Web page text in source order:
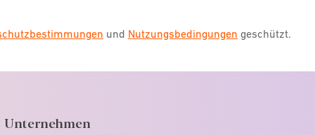
und Nutzungsbedingungen geschützt.
Unternehmen